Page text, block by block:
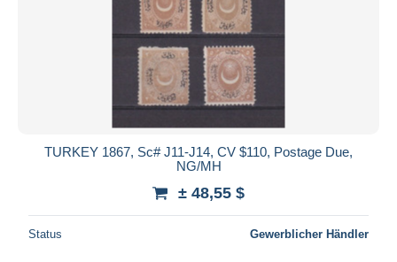
TURKEY 1867, Sc# J11-J14, CV $110, Postage Due,
NG/MH
± 48,55 $
Status Gewerblicher Händler